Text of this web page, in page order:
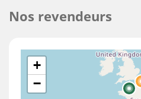
Nos revendeurs